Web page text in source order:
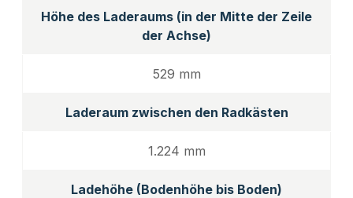
Höhe des Laderaums (in der Mitte der Zeile
der Achse)
529 mm
Laderaum zwischen den Radkästen
1.224 mm
Ladehöhe (Bodenhöhe bis Boden)